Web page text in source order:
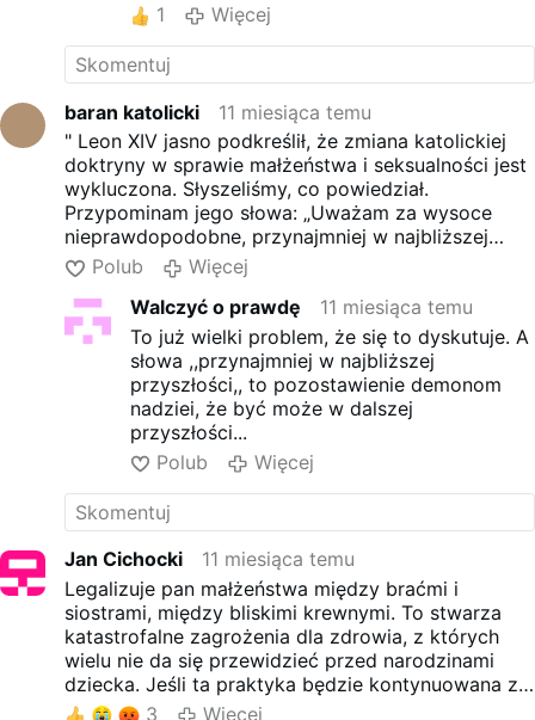
1
Więcej
baran katolicki
11 miesiąca temu
" Leon XIV jasno podkreślił, że zmiana katolickiej
doktryny w sprawie małżeństwa i seksualności jest
wykluczona. Słyszeliśmy, co powiedział.
Przypominam jego słowa: „Uważam za wysoce
nieprawdopodobne, przynajmniej w najbliższej
przyszłości, aby nauczanie Kościoła w tej kwestii
uległo zmianie”. Leon XIV nie może gwarantować,
co będzie po jego pontyfikacie, ale o jedno
możemy być spokojnie: dopóki Leon jest
papieżem, to w tym obszarze żadnych gorszących
zmian nie będzie".
Leon XIV przeciwko homo-
błogosławieństwom i …
Polub
Więcej
Walczyć o prawdę
11 miesiąca temu
To już wielki problem, że się to dyskutuje. A
słowa ,,przynajmniej w najbliższej
przyszłości,, to pozostawienie demonom
nadziei, że być może w dalszej
przyszłości...
Polub
Więcej
Jan Cichocki
11 miesiąca temu
Legalizuje pan małżeństwa między braćmi i
siostrami, między bliskimi krewnymi. To stwarza
katastrofalne zagrożenia dla zdrowia, z których
wielu nie da się przewidzieć przed narodzinami
dziecka. Jeśli ta praktyka będzie kontynuowana z
pokolenia na pokolenie, Anglicy wymrą”.
3 Więcej